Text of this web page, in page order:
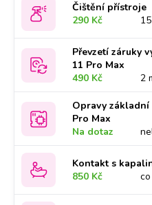
Čištění přístroje
290 Kč
Převzetí záruky
11 Pro Max
490 Kč
2
Opravy základní
Pro Max
Na dotaz
Kontakt s
850 Kč